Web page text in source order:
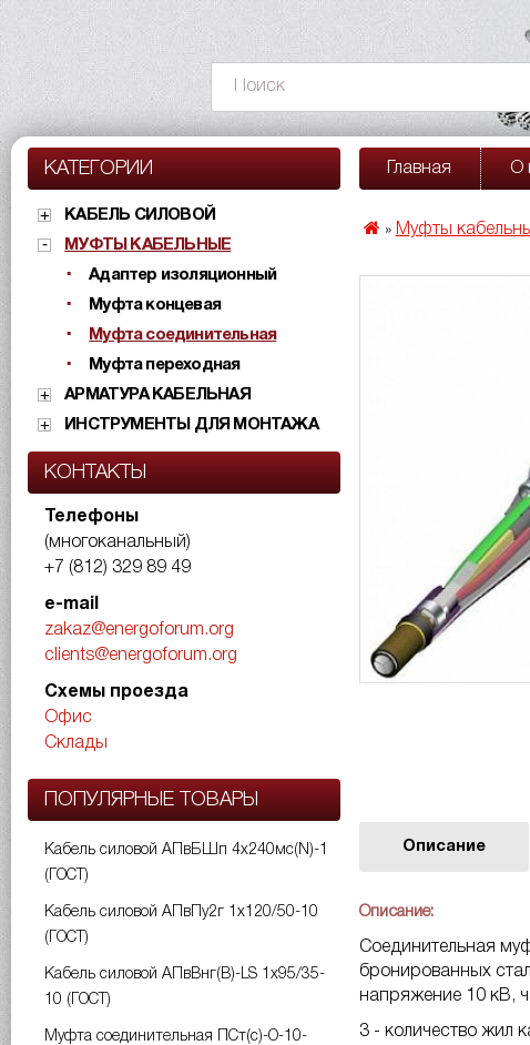
КАТЕГОРИИ
КАБЕЛЬ СИЛОВОЙ
МУФТЫ КАБЕЛЬНЫЕ
Адаптер изоляционный
Муфта концевая
Муфта соединительная
Муфта переходная
АРМАТУРА КАБЕЛЬНАЯ
ИНСТРУМЕНТЫ ДЛЯ МОНТАЖА
КОНТАКТЫ
Телефоны
(многоканальный)
+7 (812) 329 89 49
e-mail
zakaz@energoforum.org
clients@energoforum.org
Схемы проезда
Офис
Склады
ПОПУЛЯРНЫЕ ТОВАРЫ
Кабель силовой АПвБШп 4х240мс(N)-1
(ГОСТ)
Кабель силовой АПвПу2г 1х120/50-10
(ГОСТ)
Кабель силовой АПвВнг(B)-LS 1х95/35-
10 (ГОСТ)
Муфта соединительная ПСт(с)-О-10-
Главная О
» Муфты
Описание
Описание:
Соединительная
бронированных
напряжение 10 кВ,
3 - количество жил